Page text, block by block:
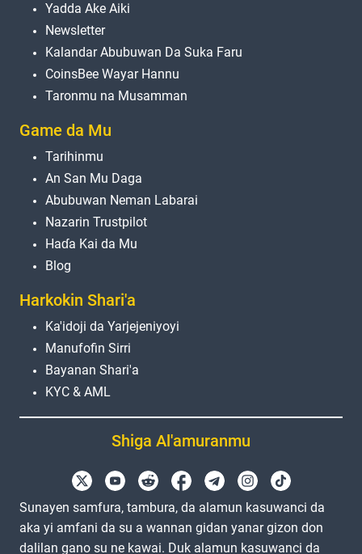
Yadda Ake Aiki
Newsletter
Kalandar Abubuwan Da Suka Faru
CoinsBee Wayar Hannu
Taronmu na Musamman
Game da Mu
Tarihinmu
An San Mu Daga
Abubuwan Neman Labarai
Nazarin Trustpilot
Haɗa Kai da Mu
Blog
Harkokin Shari'a
Ka'idoji da Yarjejeniyoyi
Manufofin Sirri
Bayanan Shari'a
KYC & AML
Shiga Al'amuranmu
Sunayen samfura, tambura, da alamun kasuwanci da
aka yi amfani da su a wannan gidan yanar gizon don
dalilan gano su ne kawai. Duk alamun kasuwanci da